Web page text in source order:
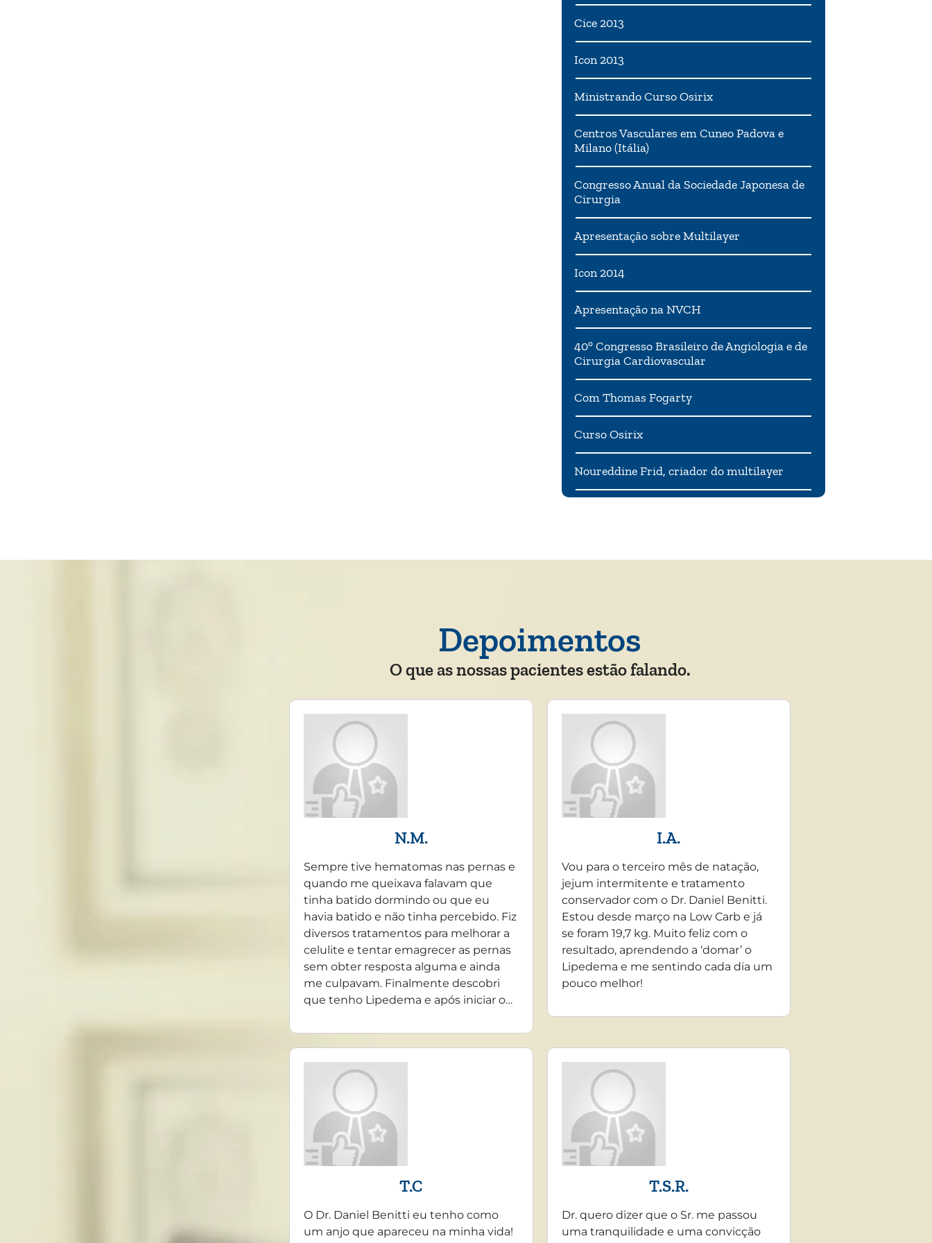
Cice 2013
Icon 2013
Ministrando Curso Osirix
Centros Vasculares em Cuneo Padova e
Milano (Itália)
Congresso Anual da Sociedade Japonesa de
Cirurgia
Apresentação sobre Multilayer
Icon 2014
Apresentação na NVCH
40° Congresso Brasileiro de Angiologia e de
Cirurgia Cardiovascular
Com Thomas Fogarty
Curso Osirix
Noureddine Frid, criador do multilayer
Depoimentos
O que as nossas pacientes estão falando.
N.M.
Sempre tive hematomas nas pernas e
quando me queixava falavam que
tinha batido dormindo ou que eu
havia batido e não tinha percebido. Fiz
diversos tratamentos para melhorar a
celulite e tentar emagrecer as pernas
sem obter resposta alguma e ainda
me culpavam. Finalmente descobri
que tenho Lipedema e após iniciar o…
I.A.
Vou para o terceiro mês de natação,
jejum intermitente e tratamento
conservador com o Dr. Daniel Benitti.
Estou desde março na Low Carb e já
se foram 19,7 kg. Muito feliz com o
resultado, aprendendo a ‘domar’ o
Lipedema e me sentindo cada dia um
pouco melhor!
T.C
O Dr. Daniel Benitti eu tenho como
um anjo que apareceu na minha vida!
T.S.R.
Dr. quero dizer que o Sr. me passou
uma tranquilidade e uma convicção